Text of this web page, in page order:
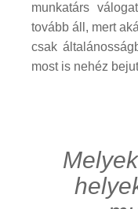
munkatárs
tovább áll, mert
csak
most is nehéz